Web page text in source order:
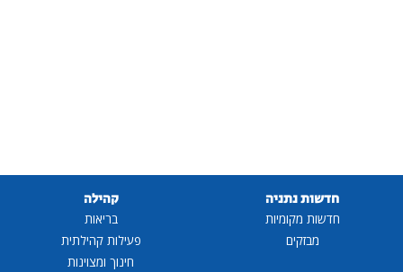
חדשות נתניה
חדשות מקומיות
מבזקים
קהילה
בריאות
פעילות קהילתית
חינוך ומצוינות